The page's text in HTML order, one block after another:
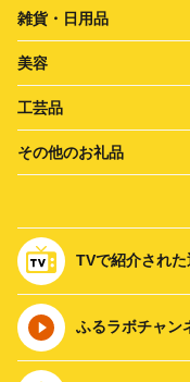
雑貨・日用品
美容
工芸品
その他のお礼品
TVで紹介され
ふるラボチャン